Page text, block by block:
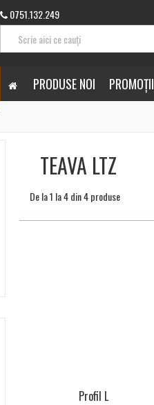
0751.132.249
PRODUSE NOI PROMOȚII
TEAVA LTZ
De la 1 la 4 din 4 produse
Profil L